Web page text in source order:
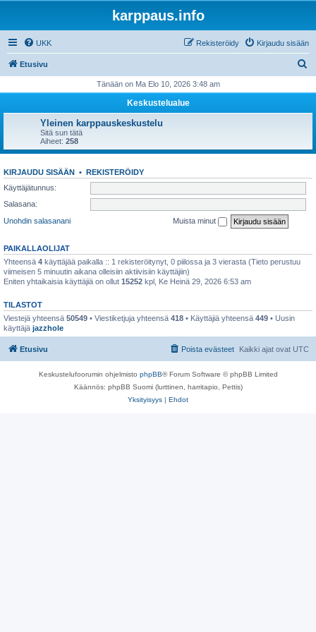
karppaus.info
UKK Kirjaudu sisään
Rekisteröidy
Etusivu
i
Tänään on Ma Elo 10, 2026 3:48 am
Keskustelualue
Yleinen karppauskeskustelu
Sitä sun tätä
Aiheet: 258
KIRJAUDU SISÄÄN • REKISTERÖIDY
Käyttäjätunnus:
Salasana:
Unohdin salasanani
Muista minut
PAIKALLAOLIJAT
Yhteensä 4 käyttäjää paikalla :: 1 rekisteröitynyt, 0 piilossa ja 3 vierasta (Tieto perustuu
viimeisen 5 minuutin aikana olleisiin aktiivisiin käyttäjiin)
Eniten yhtaikaisia käyttäjiä on ollut 15252 kpl, Ke Heinä 29, 2026 6:53 am
TILASTOT
Viestejä yhteensä 50549 • Viestiketjuja yhteensä 418 • Käyttäjiä yhteensä 449 • Uusin
käyttäjä jazzhole
Etusivu Kaikki ajat ovat UTC
Poista evästeet
Keskustelufoorumin ohjelmisto phpBB® Forum Software © phpBB Limited
Käännös: phpBB Suomi (lurttinen, harritapio, Pettis)
Yksityisyys | Ehdot